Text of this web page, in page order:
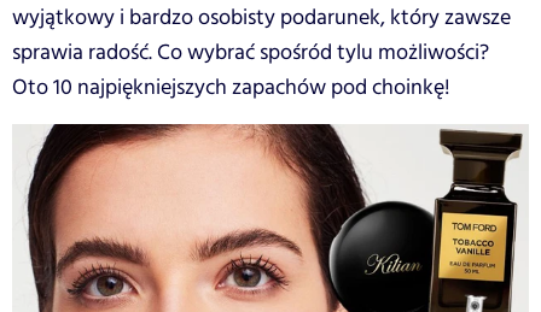
wyjątkowy i bardzo osobisty podarunek, który zawsze
sprawia radość. Co wybrać spośród tylu możliwości?
Oto 10 najpiękniejszych zapachów pod choinkę!